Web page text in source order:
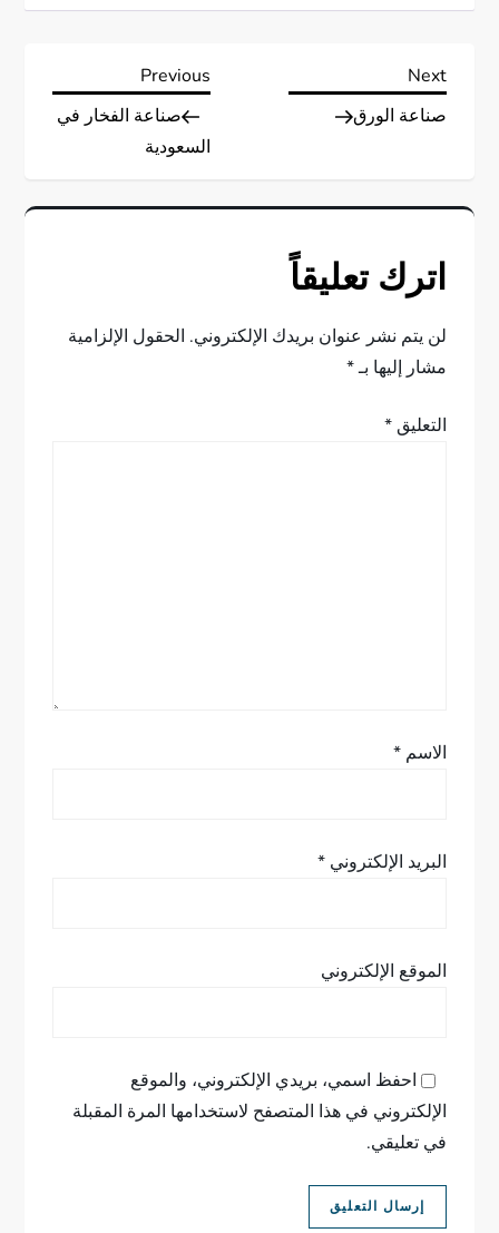
ت
ص
ا
ل
Previous
Post
Previous
صناعة الفخار في
السعودية
Next
Post
Next
صناعة الورق
اترك تعليقاً
لن يتم نشر عنوان بريدك الإلكتروني. الحقول الإلزامية
مشار إليها بـ*
التعليق*
الاسم*
البريد الإلكتروني*
الموقع الإلكتروني
احفظ اسمي، بريدي الإلكتروني، والموقع
الإلكتروني في هذا المتصفح لاستخدامها المرة المقبلة
في تعليقي.